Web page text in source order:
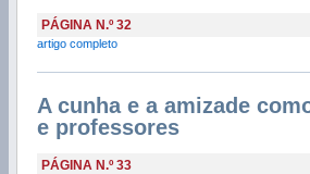
PÁGINA N.º 32
artigo completo
A cunha e a amizade
e professores
PÁGINA N.º 33